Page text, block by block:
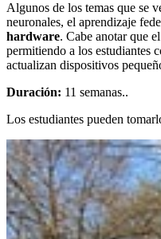
Algunos de los temas que se
neuronales, el aprendizaje
hardware. Cabe anotar que
permitiendo a los estudiantes
actualizan dispositivos
Duración: 11 semanas..
Los estudiantes pueden